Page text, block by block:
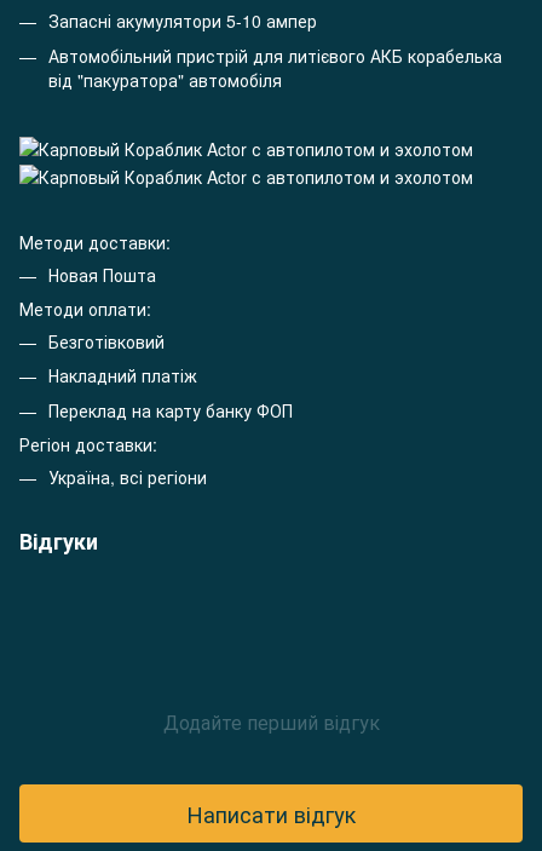
Запасні акумулятори 5-10 ампер
Автомобільний пристрій для литієвого АКБ корабелька
від "пакуратора" автомобіля
Методи доставки:
Новая Пошта
Методи оплати:
Безготівковий
Накладний платіж
Переклад на карту банку ФОП
Регіон доставки:
Україна, всі регіони
Відгуки
Додайте перший відгук
Написати відгук